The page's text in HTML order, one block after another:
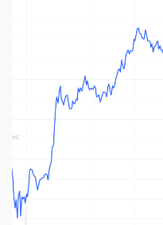
NGÀNH